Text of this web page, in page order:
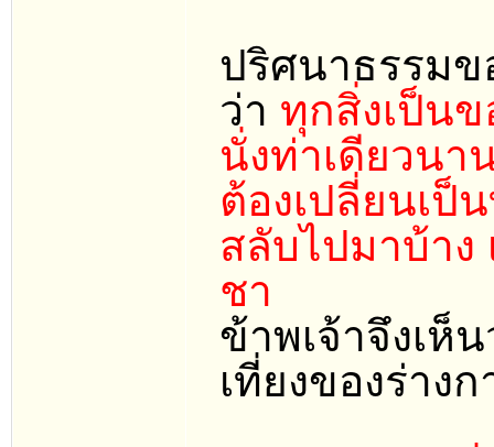
ปริศนาธรรมข
ว่า ทุกสิ่งเป็น
นั่งท่าเดียวน
ต้องเปลี่ยนเป็
สลับไปมาบ้าง
ชา
ข้าพเจ้าจึงเห็
เที่ยงของร่าง